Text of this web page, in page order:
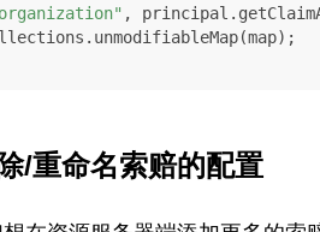
,
/重命名索赔的配置